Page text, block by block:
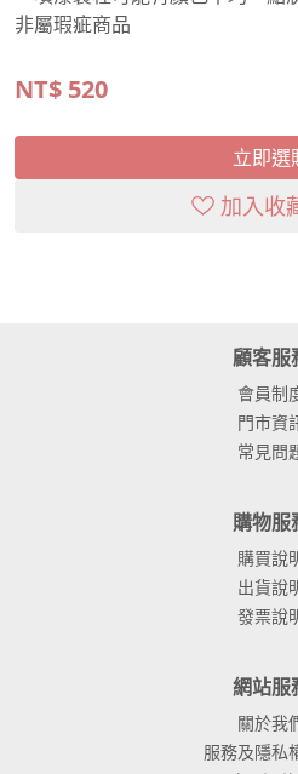
非屬瑕疵商品
NT$ 520
立即選
加入收
顧客服
會員制
門市資
常見問
購物服
購買說
出貨說
發票說
網站服
關於我
服務及隱私